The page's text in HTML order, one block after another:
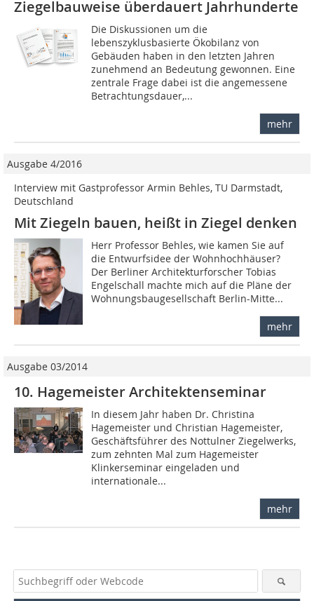
Ziegelbauweise überdauert Jahrhunderte
Die Diskussionen um die
lebenszyklusbasierte Ökobilanz von
Gebäuden haben in den letzten Jahren
zunehmend an Bedeutung gewonnen. Eine
zentrale Frage dabei ist die angemessene
Betrachtungsdauer,...
mehr
Ausgabe 4/2016
Interview mit Gastprofessor Armin Behles, TU Darmstadt,
Deutschland
Mit Ziegeln bauen, heißt in Ziegel denken
Herr Professor Behles, wie kamen Sie auf
die Entwurfsidee der Wohnhochhäuser?
Der Berliner Architekturforscher Tobias
Engelschall machte mich auf die Pläne der
Wohnungsbaugesellschaft Berlin-Mitte...
mehr
Ausgabe 03/2014
10. Hagemeister Architektenseminar
In diesem Jahr haben Dr. Christina
Hagemeister und Christian Hagemeister,
Geschäftsführer des Nottulner Ziegelwerks,
zum zehnten Mal zum Hagemeister
Klinkerseminar eingeladen und
internationale...
mehr